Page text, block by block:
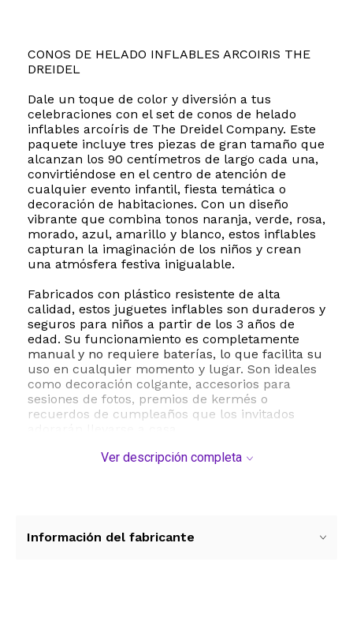
CONOS DE HELADO INFLABLES ARCOIRIS THE
DREIDEL
Dale un toque de color y diversión a tus
celebraciones con el set de conos de helado
inflables arcoíris de The Dreidel Company. Este
paquete incluye tres piezas de gran tamaño que
alcanzan los 90 centímetros de largo cada una,
convirtiéndose en el centro de atención de
cualquier evento infantil, fiesta temática o
decoración de habitaciones. Con un diseño
vibrante que combina tonos naranja, verde, rosa,
morado, azul, amarillo y blanco, estos inflables
capturan la imaginación de los niños y crean
una atmósfera festiva inigualable.
Fabricados con plástico resistente de alta
calidad, estos juguetes inflables son duraderos y
seguros para niños a partir de los 3 años de
edad. Su funcionamiento es completamente
manual y no requiere baterías, lo que facilita su
uso en cualquier momento y lugar. Son ideales
como decoración colgante, accesorios para
sesiones de fotos, premios de kermés o
recuerdos de cumpleaños que los invitados
Además de ser un elemento decorativo
perfecta para padres y organizadores de eventos
Ver descripción completa
Información del fabricante